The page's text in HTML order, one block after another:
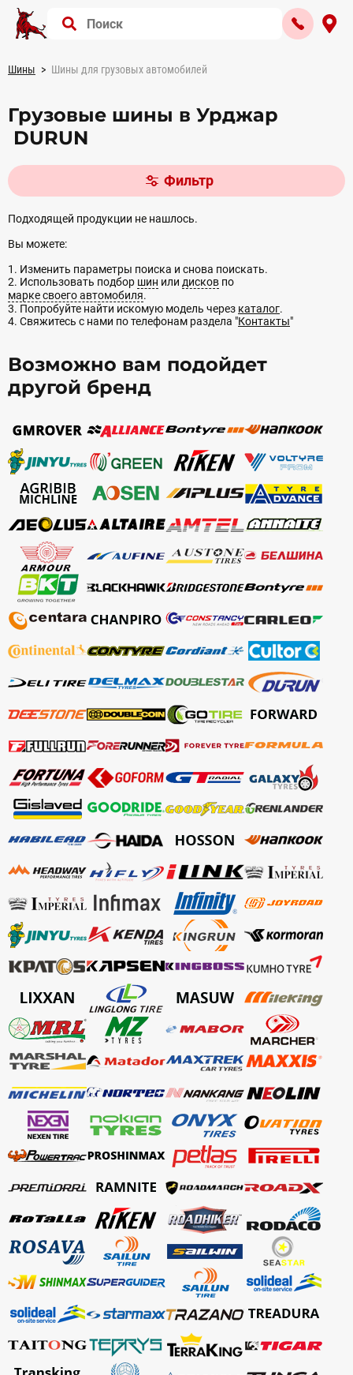
Шины Шины для грузовых автомобилей
Грузовые шины в Урджар
DURUN
Фильтр
Подходящей продукции не нашлось.
Вы можете:
1. Изменить параметры поиска и снова поискать.
2. Использовать подбор шин или дисков по
марке своего автомобиля.
3. Попробуйте найти искомую модель через каталог.
4. Свяжитесь с нами по телефонам раздела "Контакты"
Возможно вам подойдет
другой бренд